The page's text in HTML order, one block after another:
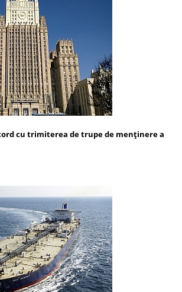
cu trimiterea de trupe de menținere a